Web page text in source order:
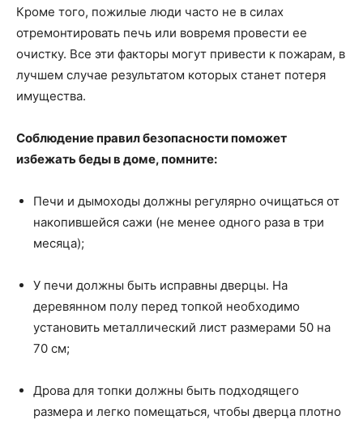
Кроме того, пожилые люди часто не в силах
отремонтировать печь или вовремя провести ее
очистку. Все эти факторы могут привести к пожарам, в
лучшем случае результатом которых станет потеря
имущества.
Соблюдение правил безопасности поможет
избежать беды в доме, помните:
Печи и дымоходы должны регулярно очищаться от
накопившейся сажи (не менее одного раза в три
месяца);
У печи должны быть исправны дверцы. На
деревянном полу перед топкой необходимо
установить металлический лист размерами 50 на
70 см;
Дрова для топки должны быть подходящего
размера и легко помещаться, чтобы дверца плотно